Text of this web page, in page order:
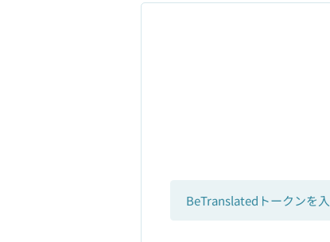
BeTranslatedトークンを